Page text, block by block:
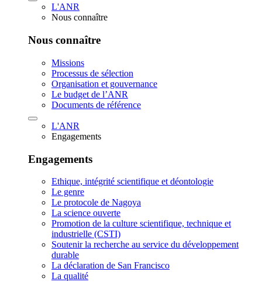
L'ANR
Nous connaître
Nous connaître
Missions
Processus de sélection
Organisation et gouvernance
Le budget de l’ANR
Documents de référence
L'ANR
Engagements
Engagements
Ethique, intégrité scientifique et déontologie
Le genre
Le protocole de Nagoya
La science ouverte
Promotion de la culture scientifique, technique et
industrielle (CSTI)
Soutenir la recherche au service du développement
durable
La déclaration de San Francisco
La qualité